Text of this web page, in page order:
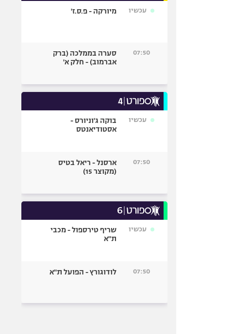
עכשיו מיורקה - פ.ס.ז'
07:50
סערה בממלכה (ברק
אברמוב) - חלק א'
עכשיו
בוקה ג'וניורס -
אסטודיאנטס
07:50
ארסנל - ריאל בטיס
(מקוצר 15)
עכשיו
שריף טירספול - מכבי
ת"א
07:50 לודוגורץ - הפועל ת"א